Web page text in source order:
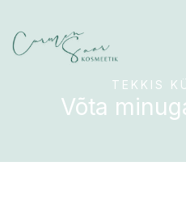
content
TEKKIS
Võta